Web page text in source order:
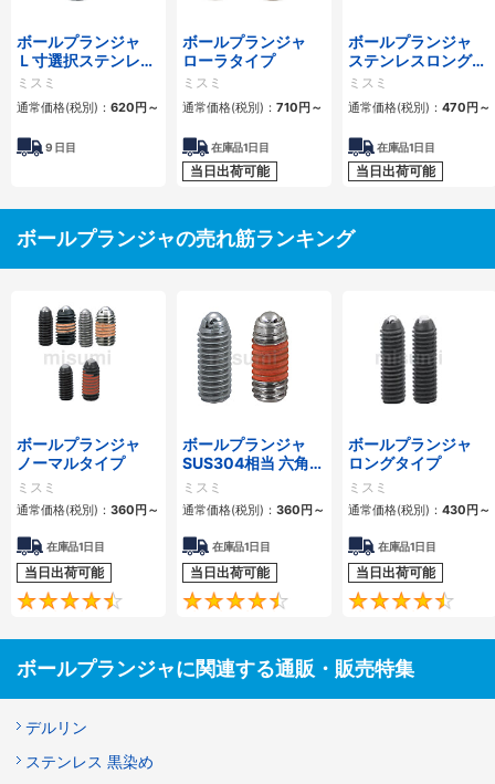
ボールプランジャ
Ｌ寸選択ステンレス
ロングタイプ
ミスミ
通常価格(税別)： 620円～
9 日目
ボールプランジャ
ローラタイプ
ミスミ
通常価格(税別)： 710円～
在庫品1日目
当日出荷可能
ボールプランジャ
ステンレスロングタ
イプ
ミスミ
通常価格(税別)： 470円～
在庫品1日目
当日出荷可能
ボールプランジャの売れ筋ランキング
ボールプランジャ
ノーマルタイプ
ミスミ
通常価格(税別)： 360円～
在庫品1日目
当日出荷可能
4.6
ボールプランジャ
SUS304相当 六角穴
タイプ
ミスミ
通常価格(税別)： 360円～
在庫品1日目
当日出荷可能
4.5
ボールプランジャ
ロングタイプ
ミスミ
通常価格(税別)： 430円～
在庫品1日目
当日出荷可能
ボールプランジャに関連する通販・販売特集
デルリン
ステンレス 黒染め